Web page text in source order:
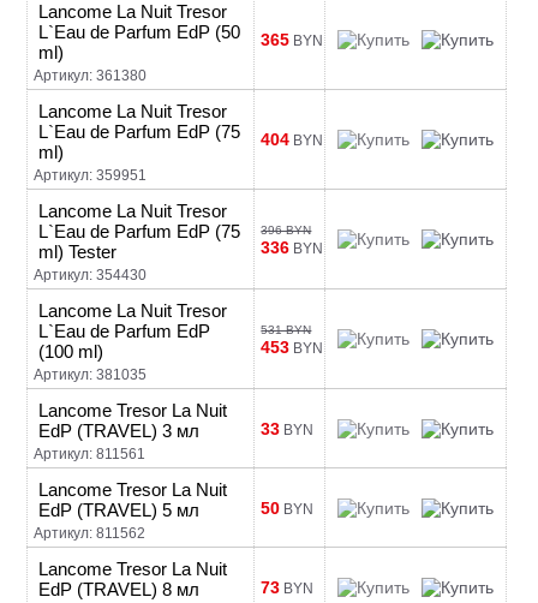
Lancome La Nuit Tresor
L`Eau de Parfum EdP (50
ml)
Артикул: 361380
365 BYN
Lancome La Nuit Tresor
L`Eau de Parfum EdP (75
ml)
Артикул: 359951
404 BYN
Lancome La Nuit Tresor
L`Eau de Parfum EdP (75
ml) Tester
Артикул: 354430
396 BYN
336 BYN
Lancome La Nuit Tresor
L`Eau de Parfum EdP
(100 ml)
Артикул: 381035
531 BYN
453 BYN
Lancome Tresor La Nuit
EdP (TRAVEL) 3 мл
Артикул: 811561
33 BYN
Lancome Tresor La Nuit
EdP (TRAVEL) 5 мл
Артикул: 811562
50 BYN
Lancome Tresor La Nuit
EdP (TRAVEL) 8 мл
73 BYN